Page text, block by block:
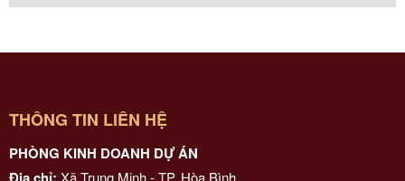
THÔNG TIN LIÊN HỆ
PHÒNG KINH DOANH DỰ ÁN
Xã Trung Minh - TP. Hòa Bình